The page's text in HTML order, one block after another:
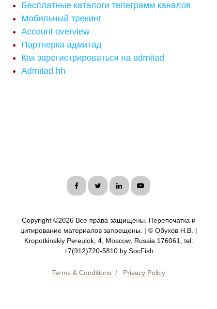
Бесплатные каталоги телеграмм каналов
Мобильный трекинг
Account overview
Партнерка адмитад
Как зарегистрироваться на admitad
Admitad hh
Copyright ©2026 Все права защищены. Перепечатка и
цитирование материалов запрещены. | © Обухов Н.В. |
Kropotkinskiy Pereulok, 4, Moscow, Russia 176061, tel:
+7(912)720-5810 by SocFish
Terms & Conditions / Privacy Policy